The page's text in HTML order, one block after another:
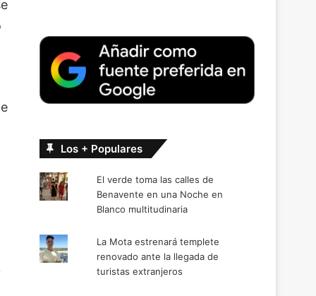
Los + Populares
El verde toma las calles de
Benavente en una Noche en
Blanco multitudinaria
La Mota estrenará templete
renovado ante la llegada de
turistas extranjeros